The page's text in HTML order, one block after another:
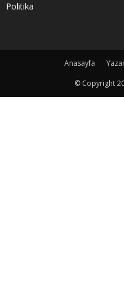
Politika
Anasayfa
© Copyright